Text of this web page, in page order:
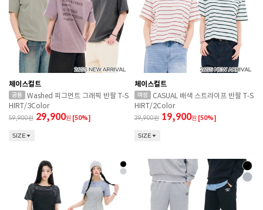
체이스컬트
Washed 피그먼트 그래픽 반팔 T-S
HIRT/3Color
59,900 29,900원 [50%]
SIZE
체이스컬트
CASUAL 배색 스트라이프 반팔 T-S
HIRT/2Color
39,900 19,900원 [50%]
SIZE